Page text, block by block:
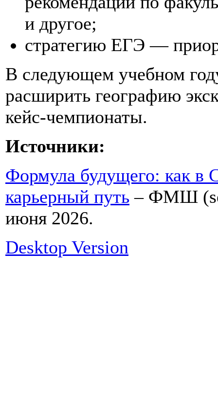
и другое;
стратегию ЕГЭ —
В следующем учебном
расширить географию
кейс-чемпионаты.
Источники:
Формула будущего: как
карьерный путь – ФМШ
июня 2026.
Desktop Version